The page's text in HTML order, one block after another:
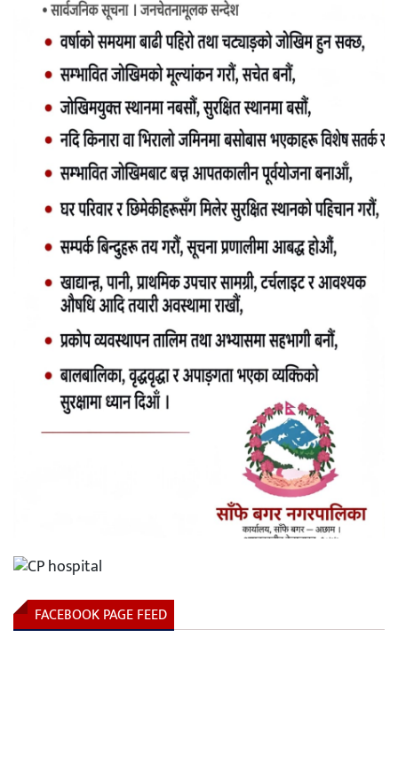
FACEBOOK PAGE FEED